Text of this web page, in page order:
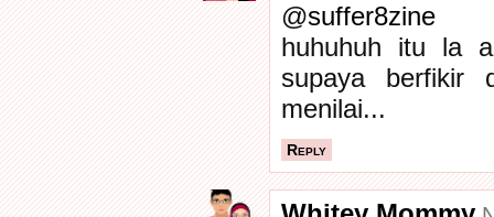
@suffer8zine
huhuhuh itu la
supaya berfikir
menilai...
Reply